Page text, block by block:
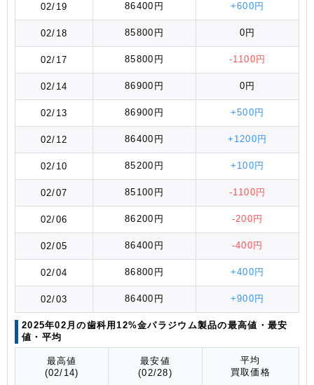
02/19 86400円 +600円
02/18 85800円 0円
02/17 85800円 -1100円
02/14 86900円 0円
02/13 86900円 +500円
02/12 86400円 +1200円
02/10 85200円 +100円
02/07 85100円 -1100円
02/06 86200円 -200円
02/05 86400円 -400円
02/04 86800円 +400円
02/03 86400円 +900円
2025年02月の歯科用12%金パラジウム製品の最高値 ・最安
値 ・平均
最高値
(02/14)
最安値
(02/28)
平均
買取価格